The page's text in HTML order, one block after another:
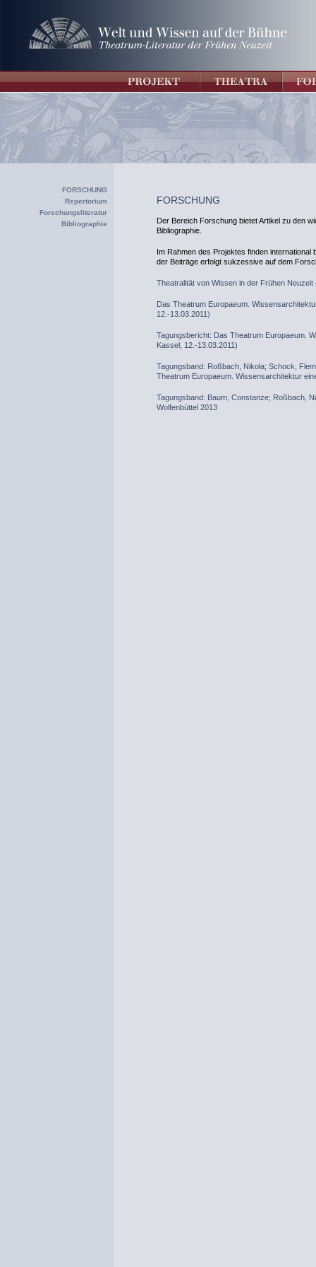
FORSCHUNG
Repertorium
Forschungsliteratur
Bibliographie
FORSCHUNG
Der Bereich Forschung bietet Artikel zu den
Bibliographie.
Im Rahmen des Projektes finden
der Beiträge erfolgt sukzessive auf dem
Theatralität von Wissen in der Frühen
Das Theatrum Europaeum.
12.-13.03.2011)
Tagungsbericht: Das Theatrum Europaeum.
Kassel, 12.-13.03.2011)
Tagungsband: Roßbach, Nikola; Schock,
Theatrum Europaeum. Wissensarchitektur
Tagungsband: Baum, Constanze; Roßbach,
Wolfenbüttel 2013